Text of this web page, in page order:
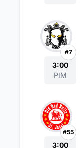
#7
3:00
PIM
#55
3:00